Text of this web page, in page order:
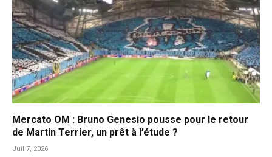
Mercato OM : Bruno Genesio pousse pour le retour
de Martin Terrier, un prêt à l’étude ?
Juil 7, 2026